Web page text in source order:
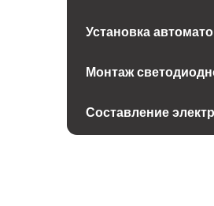
Установка
Монтаж
Составление